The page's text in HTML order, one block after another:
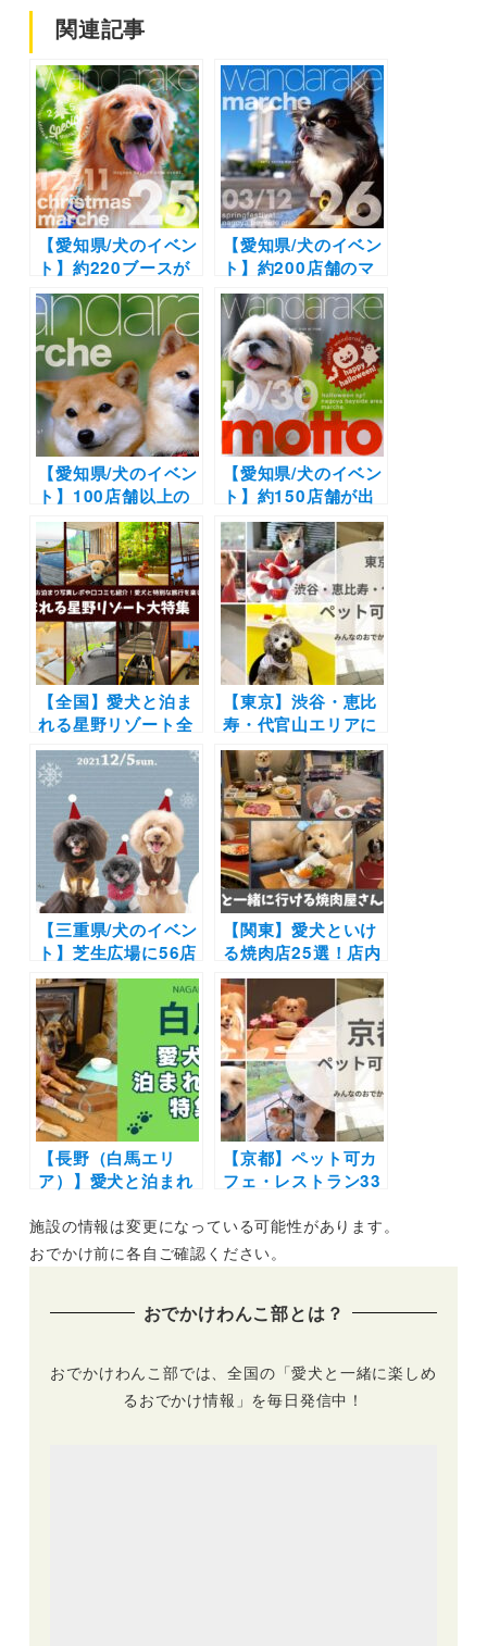
関連記事
【愛知県/犬のイベン
ト】約220ブースが
出店
「wandarake25」
クリスマススペシャ
ルイベント！犬種別
オフ会も同時開催！
（名古屋港ガーデン
ふ頭ひがし広場）
12/11
【愛知県/犬のイベン
ト】約200店舗のマ
ルシェが集結！犬種
別オフ会や撮影スポ
ットなどイベント満
載！「wandarake​
26」（名古屋ガーデ
ンふ頭ひがし広場）
3/12
【愛知県/犬のイベン
ト】100店舗以上の
日本最大のワンコの
マルシェ！
「wandarake 21」
（名古屋港ガーデン
ふ頭ひがし広場）
12/12（日）開催！
【愛知県/犬のイベン
ト】約150店舗が出
店！一日愛犬と一緒
に楽しめるマルシェ
イベント♪ハロウィ
ンや体験イベントも
開催！「motto!
wandarake」（名
古屋港ガーデンふ頭
ひがし広場）10/30
【全国】愛犬と泊ま
れる星野リゾート全
42施設大特集！実際
のお泊まり写真レポ
や口コミも | 大切な
ペットと特別な旅行
を楽しもう♪
【東京】渋谷・恵比
寿・代官山エリアに
あるペット可カフ
ェ・レストラン19
選！実際のおでかけ
レポ付き
【三重県/犬のイベン
ト】芝生広場に56店
舗集結！先着100名
に必ず当たるプレゼ
ント企画も♪「わん
マルクリスマスマー
ケット2021 inアク
アイグニス」（アク
アイグニス 芝生広
場）12/5開催
【関東】愛犬といけ
る焼肉店25選！店内
や個室OK＆ワンち
ゃん用メニューがあ
るお店もご紹介（実
際のおでかけレポー
ト付き）
【長野（白馬エリ
ア）】愛犬と泊まれ
のリゾートホテルか
らペットフレンドリ
かけレポートあり）
【京都】ペット可カ
フェ・レストラン33
子店やドッグラン付
きのカフェまとめ｜
施設の情報は変更になっている可能性があります。
おでかけ前に各自ご確認ください。
おでかけわんこ部とは？
おでかけわんこ部では、全国の「愛犬と一緒に楽しめ
るおでかけ情報」を毎日発信中！